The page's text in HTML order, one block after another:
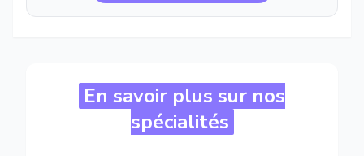
En savoir plus sur nos
spécialités